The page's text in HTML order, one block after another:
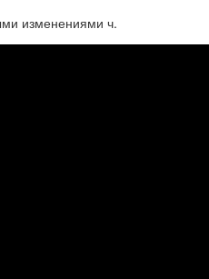
изменениями ч.